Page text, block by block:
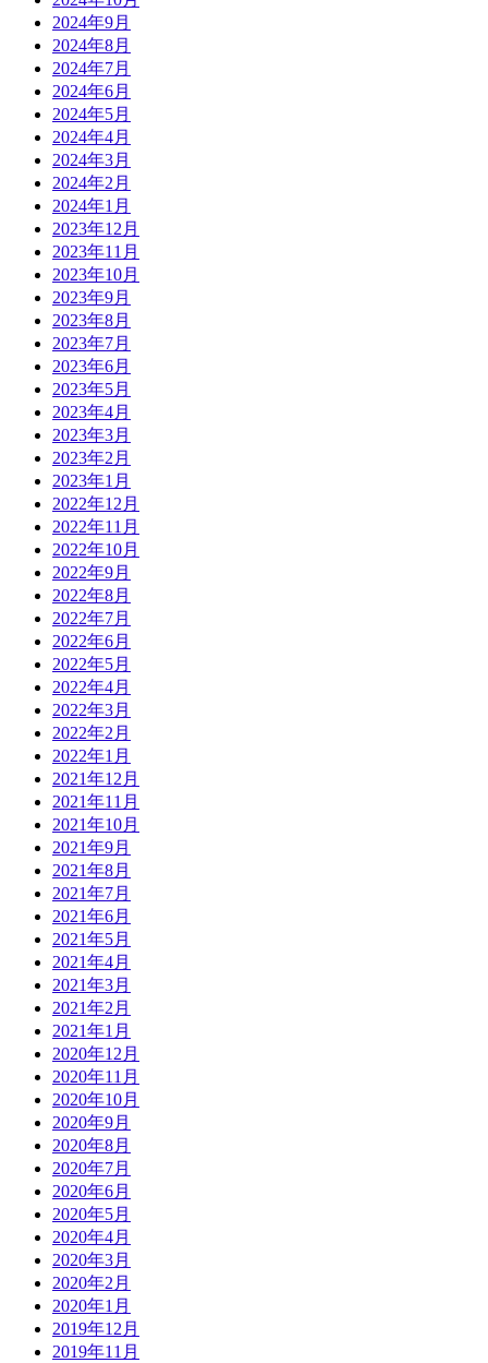
2024年9月
2024年8月
2024年7月
2024年6月
2024年5月
2024年4月
2024年3月
2024年2月
2024年1月
2023年12月
2023年11月
2023年10月
2023年9月
2023年8月
2023年7月
2023年6月
2023年5月
2023年4月
2023年3月
2023年2月
2023年1月
2022年12月
2022年11月
2022年10月
2022年9月
2022年8月
2022年7月
2022年6月
2022年5月
2022年4月
2022年3月
2022年2月
2022年1月
2021年12月
2021年11月
2021年10月
2021年9月
2021年8月
2021年7月
2021年6月
2021年5月
2021年4月
2021年3月
2021年2月
2021年1月
2020年12月
2020年11月
2020年10月
2020年9月
2020年8月
2020年7月
2020年6月
2020年5月
2020年4月
2020年3月
2020年2月
2020年1月
2019年12月
2019年11月